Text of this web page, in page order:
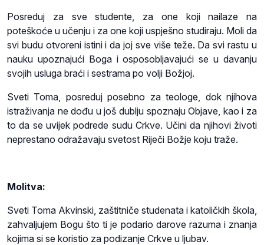
Posreduj za sve studente, za one koji nailaze na
poteškoće u učenju i za one koji uspješno studiraju. Moli da
svi budu otvoreni istini i da joj sve više teže. Da svi rastu u
nauku upoznajući Boga i osposobljavajući se u davanju
svojih usluga braći i sestrama po volji Božjoj.
Sveti Toma, posreduj posebno za teologe, dok njihova
istraživanja ne dođu u još dublju spoznaju Objave, kao i za
to da se uvijek podrede sudu Crkve. Učini da njihovi životi
neprestano odražavaju svetost Riječi Božje koju traže.
Molitva:
Sveti Toma Akvinski, zaštitniče studenata i katoličkih škola,
zahvaljujem Bogu što ti je podario darove razuma i znanja
kojima si se koristio za podizanje Crkve u ljubav.